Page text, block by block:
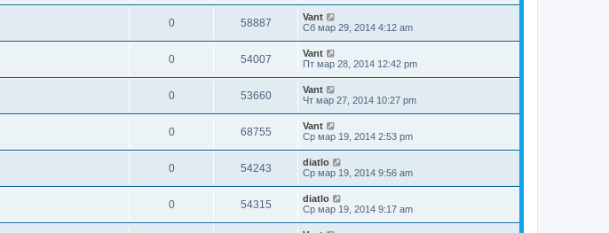
0 58887
Vant
Сб мар 29, 2014 4:12 am
0 54007
Vant
Пт мар 28, 2014 12:42 pm
0 53660
Vant
Чт мар 27, 2014 10:27 pm
0 68755
Vant
Ср мар 19, 2014 2:53 pm
0 54243
diatlo
Ср мар 19, 2014 9:56 am
0 54315
diatlo
Ср мар 19, 2014 9:17 am